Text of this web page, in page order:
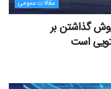
مقالات عمومی
گذاشتن بر
است